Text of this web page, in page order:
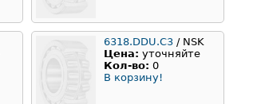
6318.DDU.C3 / NSK
Цена: уточняйте
Кол-во: 0
В корзину!